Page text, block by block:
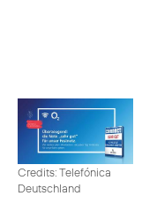
Credits: Telefónica
Deutschland